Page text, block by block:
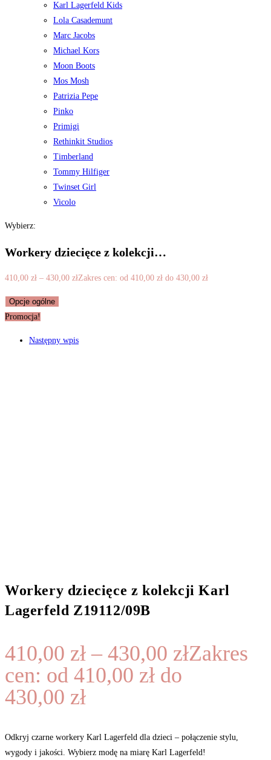
Karl Lagerfeld Kids
Lola Casademunt
Marc Jacobs
Michael Kors
Moon Boots
Mos Mosh
Patrizia Pepe
Pinko
Primigi
Rethinkit Studios
Timberland
Tommy Hilfiger
Twinset Girl
Vicolo
Wybierz:
Workery dziecięce z kolekcji…
410,00 zł – 430,00 złZakres cen: od 410,00 zł do 430,00 zł
Opcje ogólne
Promocja!
Następny wpis
Workery dziecięce z kolekcji Karl
Lagerfeld Z19112/09B
410,00 zł – 430,00 złZakres
cen: od 410,00 zł do
430,00 zł
Odkryj czarne workery Karl Lagerfeld dla dzieci – połączenie stylu,
wygody i jakości. Wybierz modę na miarę Karl Lagerfeld!